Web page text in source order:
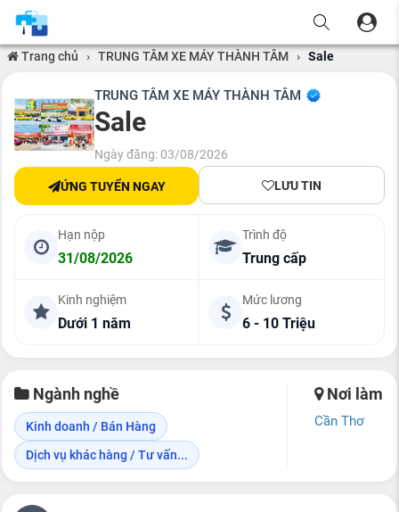
Trang chủ › TRUNG TÂM XE MÁY THÀNH TÂM › Sale
TRUNG TÂM XE MÁY THÀNH TÂM
Sale
Ngày đăng: 03/08/2026
ỨNG TUYỂN NGAY LƯU TIN
Hạn nộp
31/08/2026
Trình độ
Trung cấp
Kinh nghiệm
Dưới 1 năm
Mức lương
6 - 10 Triệu
Ngành nghề
Kinh doanh / Bán Hàng
Dịch vụ khác hàng / Tư vấn...
Nơi làm
Cần Thơ